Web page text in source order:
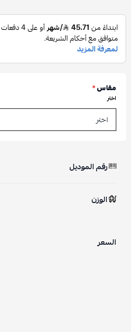
مقاس*
اختر
رقم الموديل
الوزن
السعر